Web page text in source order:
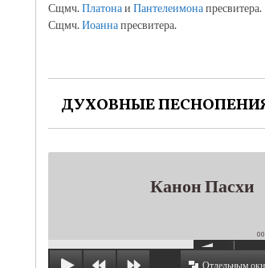
Сщмч.Платонаи Пантелеимонапресвитера.
Сщмч.Иоаннапресвитера.
ДУХОВНЫЕ
Канон Пасхи
Отдельным